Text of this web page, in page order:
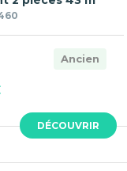
DÉCOUVRIR
Ancien